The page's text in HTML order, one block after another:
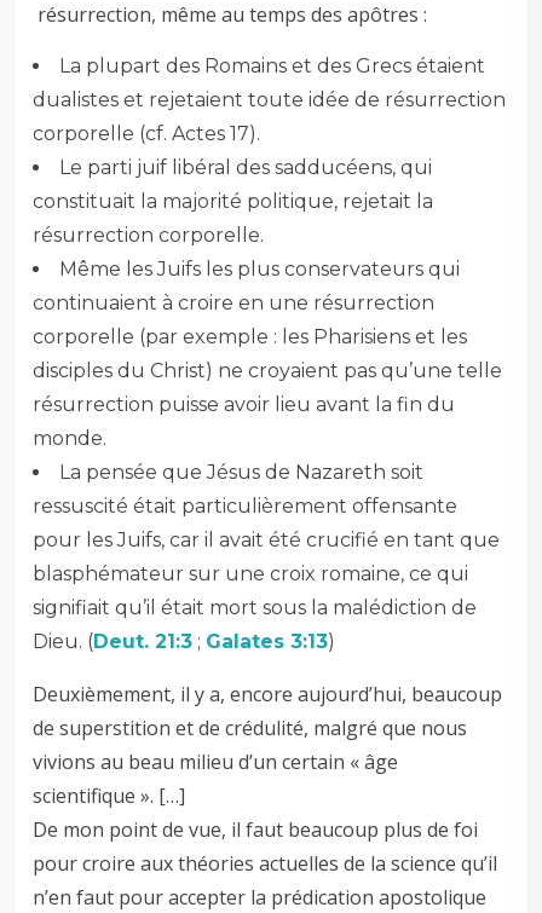
résurrection, même au temps des apôtres :
La plupart des Romains et des Grecs étaient
dualistes et rejetaient toute idée de résurrection
corporelle (cf. Actes 17).
Le parti juif libéral des sadducéens, qui
constituait la majorité politique, rejetait la
résurrection corporelle.
Même les Juifs les plus conservateurs qui
continuaient à croire en une résurrection
corporelle (par exemple : les Pharisiens et les
disciples du Christ) ne croyaient pas qu’une telle
résurrection puisse avoir lieu avant la fin du
monde.
La pensée que Jésus de Nazareth soit
ressuscité était particulièrement offensante
pour les Juifs, car il avait été crucifié en tant que
blasphémateur sur une croix romaine, ce qui
signifiait qu’il était mort sous la malédiction de
Dieu. (Deut. 21:3 ; Galates 3:13)
Deuxièmement, il y a, encore aujourd’hui, beaucoup
de superstition et de crédulité, malgré que nous
vivions au beau milieu d’un certain « âge
scientifique ». […]
De mon point de vue, il faut beaucoup plus de foi
pour croire aux théories actuelles de la science qu’il
n’en faut pour accepter la prédication apostolique